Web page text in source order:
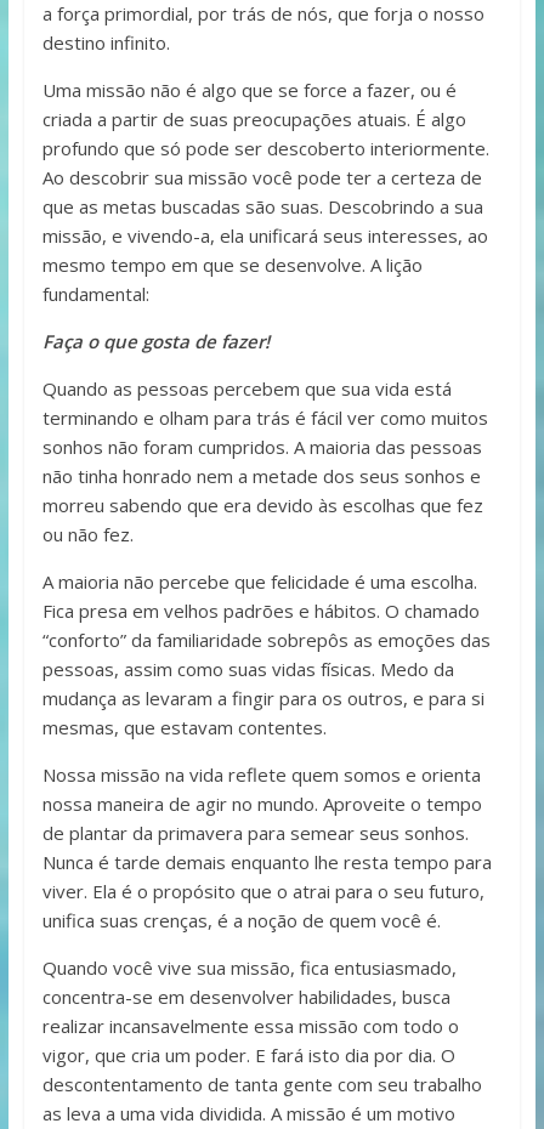
a força primordial, por trás de nós, que forja o nosso
destino infinito.
Uma missão não é algo que se force a fazer, ou é
criada a partir de suas preocupações atuais. É algo
profundo que só pode ser descoberto interiormente.
Ao descobrir sua missão você pode ter a certeza de
que as metas buscadas são suas. Descobrindo a sua
missão, e vivendo-a, ela unificará seus interesses, ao
mesmo tempo em que se desenvolve. A lição
fundamental:
Faça o que gosta de fazer!
Quando as pessoas percebem que sua vida está
terminando e olham para trás é fácil ver como muitos
sonhos não foram cumpridos. A maioria das pessoas
não tinha honrado nem a metade dos seus sonhos e
morreu sabendo que era devido às escolhas que fez
ou não fez.
A maioria não percebe que felicidade é uma escolha.
Fica presa em ve­lhos padrões e hábitos. O chamado
“conforto” da familiaridade sobrepôs as emoções das
pessoas, assim como suas vidas físicas. Medo da
mudança as levaram a fingir para os outros, e para si
mesmas, que estavam contentes.
Nossa missão na vida reflete quem somos e orienta
nossa maneira de agir no mundo. Aproveite o tempo
de plantar da primavera para semear seus sonhos.
Nunca é tarde demais enquanto lhe resta tempo para
viver. Ela é o propósito que o atrai para o seu futuro,
unifica suas crenças, é a noção de quem você é.
Quando você vive sua missão, fica entusiasmado,
concentra-se em desenvolver habilidades, busca
realizar incansavelmente essa missão com todo o
vigor, que cria um poder. E fará isto dia por dia. O
descontentamen­to de tanta gente com seu trabalho
as leva a uma vida dividida. A missão é um motivo